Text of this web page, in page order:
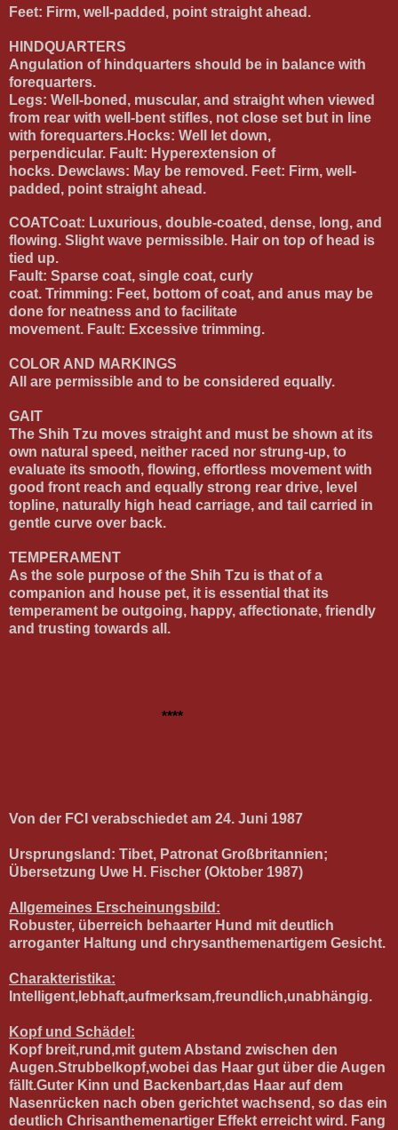
Feet: Firm, well-padded, point straight ahead.
HINDQUARTERS
Angulation of hindquarters should be in balance with
forequarters.
Legs: Well-boned, muscular, and straight when viewed
from rear with well-bent stifles, not close set but in line
with forequarters.Hocks: Well let down,
perpendicular. Fault: Hyperextension of
hocks. Dewclaws: May be removed. Feet: Firm, well-
padded, point straight ahead.
COATCoat: Luxurious, double-coated, dense, long, and
flowing. Slight wave permissible. Hair on top of head is
tied up.
Fault: Sparse coat, single coat, curly
coat. Trimming: Feet, bottom of coat, and anus may be
done for neatness and to facilitate
movement. Fault: Excessive trimming.
COLOR AND MARKINGS
All are permissible and to be considered equally.
GAIT
The Shih Tzu moves straight and must be shown at its
own natural speed, neither raced nor strung-up, to
evaluate its smooth, flowing, effortless movement with
good front reach and equally strong rear drive, level
topline, naturally high head carriage, and tail carried in
gentle curve over back.
TEMPERAMENT
As the sole purpose of the Shih Tzu is that of a
companion and house pet, it is essential that its
temperament be outgoing, happy, affectionate, friendly
and trusting towards all.
****
Von der FCI verabschiedet am 24. Juni 1987
Ursprungsland: Tibet, Patronat Großbritannien;
Übersetzung Uwe H. Fischer (Oktober 1987)
Allgemeines Erscheinungsbild:
Robuster, überreich behaarter Hund mit deutlich
arroganter Haltung und chrysanthemenartigem Gesicht.
Charakteristika:
Intelligent,lebhaft,aufmerksam,freundlich,unabhängig.
Kopf und Schädel:
Kopf breit,rund,mit gutem Abstand zwischen den
Augen.Strubbelkopf,wobei das Haar gut über die Augen
fällt.Guter Kinn und Backenbart,das Haar auf dem
Nasenrücken nach oben gerichtet wachsend, so das ein
deutlich Chrisanthemenartiger Effekt erreicht wird. Fang